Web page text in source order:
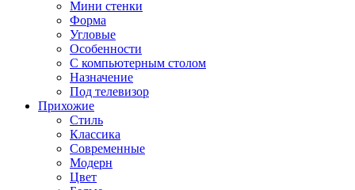
Мини стенки
Форма
Угловые
Особенности
С компьютерным столом
Назначение
Под телевизор
Прихожие
Стиль
Классика
Современные
Модерн
Цвет